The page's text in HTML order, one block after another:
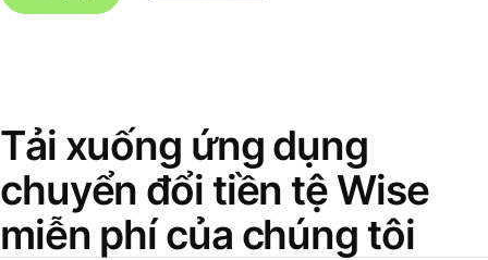
Tải xuống ứng dụng
chuyển đổi tiền tệ Wise
miễn phí của chúng tôi